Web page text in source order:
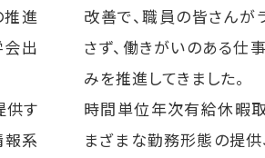
進
会出
供す
報系
改善で、職員の皆さんが
さず、働きがいのある仕
みを推進してきました。
時間単位年次有給休暇
まざまな勤務形態の提